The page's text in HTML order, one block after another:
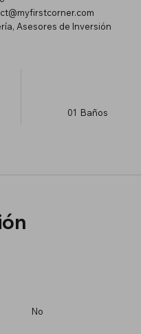
Asesores de Inversión
01 Baños
No